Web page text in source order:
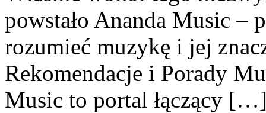
powstało Ananda Music –
rozumieć muzykę i jej
Rekomendacje i Porady
Music to portal łączący